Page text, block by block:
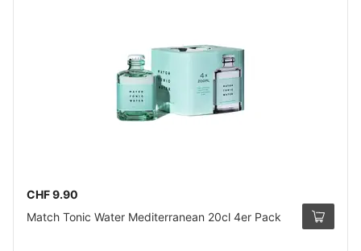
CHF 9.90
Match Tonic Water Mediterranean 20cl 4er Pack